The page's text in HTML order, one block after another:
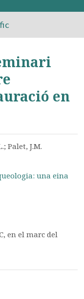
en
Palet, J.M.
una eina
en el marc del